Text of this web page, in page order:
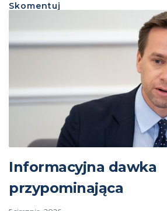
Skomentuj
Informacyjna dawka
przypominająca